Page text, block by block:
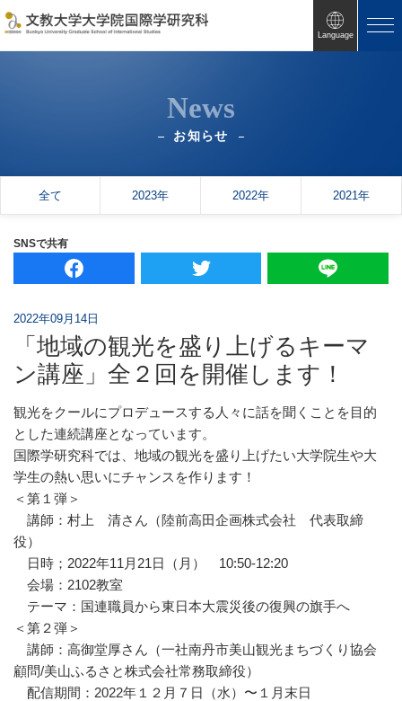
Language
News
お知らせ
全て 2023年 2022年 2021年
SNSで共有
2022年09月14日
「地域の観光を盛り上げるキーマ
ン講座」全２回を開催します！
観光をクールにプロデュースする人々に話を聞くことを目的
とした連続講座となっています。
国際学研究科では、地域の観光を盛り上げたい大学院生や大
学生の熱い思いにチャンスを作ります！
＜第１弾＞
講師：村上 清さん（陸前高田企画株式会社 代表取締
役）
日時；2022年11月21日（月） 10:50-12:20
会場：2102教室
テーマ：国連職員から東日本大震災後の復興の旗手へ
＜第２弾＞
講師：高御堂厚さん（一社南丹市美山観光まちづくり協会
顧問/美山ふるさと株式会社常務取締役）
配信期間：2022年１２月７日（水）〜１月末日